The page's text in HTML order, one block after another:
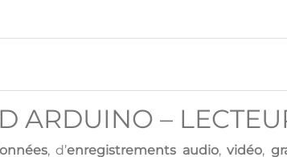
ARDUINO –
, d’enregistrements audio,vidéo,